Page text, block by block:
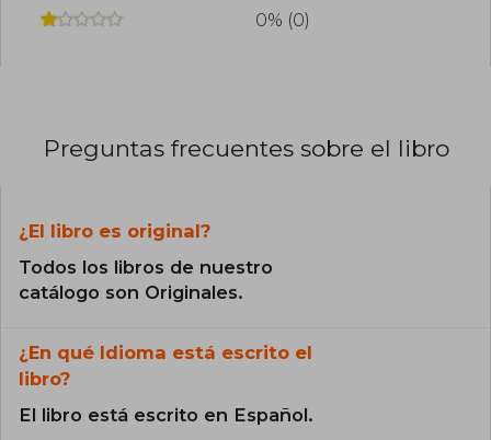
0% (0)
Preguntas frecuentes sobre el libro
¿El libro es original?
Todos los libros de nuestro
catálogo son Originales.
¿En qué Idioma está escrito el
libro?
El libro está escrito en Español.